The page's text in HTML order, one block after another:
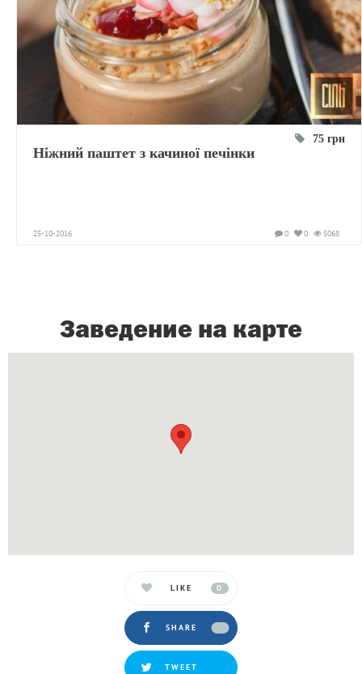
75 грн
Ніжний паштет з качиної печінки
25-10-2016 5068
0
0
Заведение на карте
LIKE 0
SHARE
TWEET